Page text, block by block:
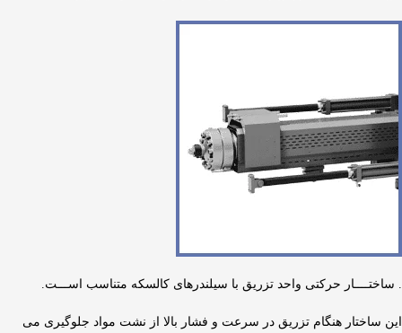
. ساختــــار حرکتی واحد تزریق با سیلندرهای کالسکه متناسب اســـت.
این ساختار هنگام تزریق در سرعت و فشار بالا از نشت مواد جلوگیری می